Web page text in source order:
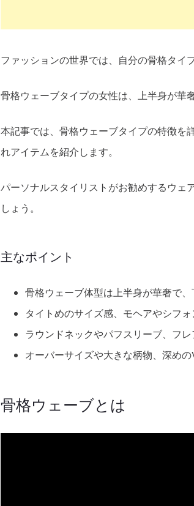
ファッションの世界では、自分の骨格タイ
骨格ウェーブタイプの女性は、上半身が華
本記事では、骨格ウェーブタイプの特徴を
れアイテムを紹介します。
パーソナルスタイリストがお勧めするウェ
しょう。
主なポイント
骨格ウェーブ体型は上半身が華奢で
タイトめのサイズ感、モヘアやシフ
ラウンドネックやパフスリーブ、フ
オーバーサイズや大きな柄物、深め
骨格ウェーブとは